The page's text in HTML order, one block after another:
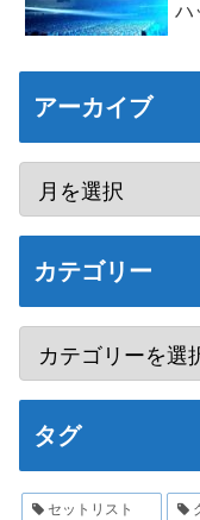
ハ
アーカイブ
カテゴリー
タグ
セットリスト